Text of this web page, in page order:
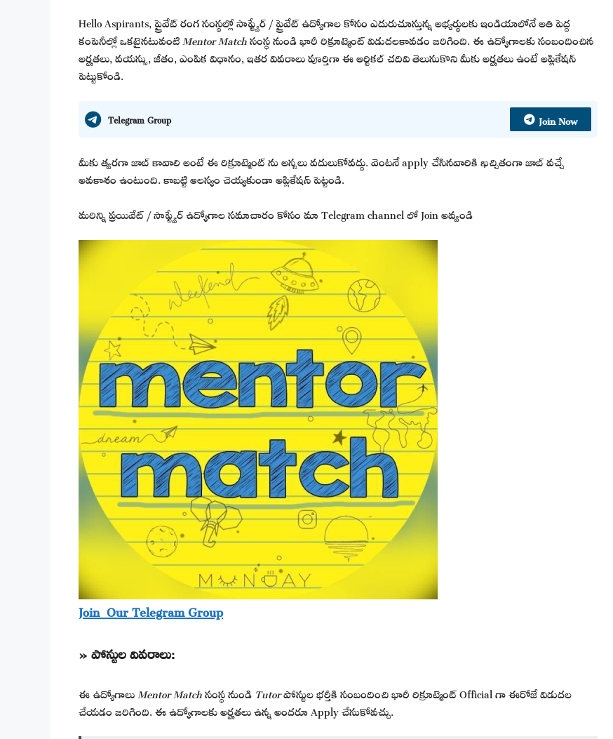
Hello Aspirants, ప్రైవేట్ రంగ సంస్థల్లో సాఫ్ట్వేర్ / ప్రైవేట్ ఉద్యోగాల కోసం ఎదురుచూస్తున్న అభ్యర్థులకు ఇండియాలోనే అతి పెద్ద
కంపెనీల్లో ఒకటైనటువంటిMentor Matchసంస్థ నుండి భారీ రిక్రూట్మెంట్ విడుదలకావడం జరిగింది. ఈ ఉద్యోగాలకు సంబందించిన
అర్హతలు, వయస్సు, జీతం, ఎంపిక విధానం, ఇతర వివరాలు పూర్తిగా ఈ ఆర్టికల్ చదివి తెలుసుకొని మీకు అర్హతలు ఉంటే అప్లికేషన్
పెట్టుకోండి.
Telegram Group Join Now
మీకు త్వరగా జాబ్ కావాలి అంటే ఈ రిక్రూట్మెంట్ ను అస్సలు వదులుకోవద్దు. వెంటనే apply చేసినవారికి ఖచ్చితంగా జాబ్ వచ్చే
అవకాశం ఉంటుంది. కాబట్టి ఆలస్యం చెయ్యకుండా అప్లికేషన్ పెట్టండి.
మరిన్ని ప్రయివేట్ / సాఫ్ట్వేర్ ఉద్యోగాల సమాచారం కోసం మా Telegram channel లో Join అవ్వండి
Join Our Telegram Group
» పోస్టుల వివరాలు:
ఈ ఉద్యోగాలుMentor Matchసంస్థ నుండిTutorపోస్టుల భర్తీకి సంబందించి భారీ రిక్రూట్మెంట్ Official గా ఈరోజే విడుదల
చేయడం జరిగింది. ఈ ఉద్యోగాలకు అర్హతలు ఉన్న అందరూ Apply చేసుకోవచ్చు.